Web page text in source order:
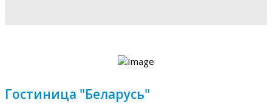
Гостиница "Беларусь"